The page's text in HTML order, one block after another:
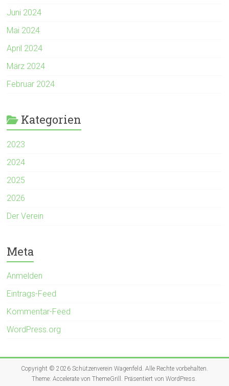
Juni 2024
Mai 2024
April 2024
März 2024
Februar 2024
Kategorien
2023
2024
2025
2026
Der Verein
Meta
Anmelden
Eintrags-Feed
Kommentar-Feed
WordPress.org
Copyright © 2026 Schützenverein Wagenfeld . Alle Rechte vorbehalten.
Theme:Accelerate von ThemeGrill. Präsentiert vonWordPress